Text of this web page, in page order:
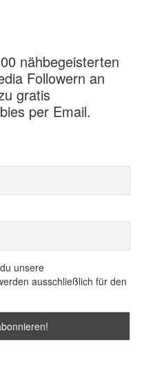
nähbegeisterten
Followern an
gratis
per Email.
unsere
ausschließlich für den